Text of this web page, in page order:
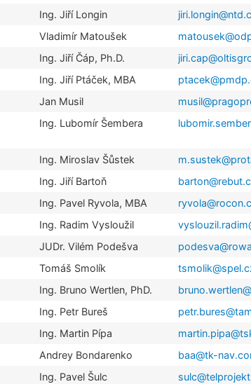
Ing. Jiří Longin
Vladimír Matoušek
Ing. Jiří Čáp, Ph.D.
Ing. Jiří Ptáček, MBA
Jan Musil
Ing. Lubomír Šembera
Ing. Miroslav Šůstek
Ing. Jiří Bartoň
Ing. Pavel Ryvola, MBA
Ing. Radim Vysloužil
JUDr. Vilém Podešva
Tomáš Smolík
Ing. Bruno Wertlen, PhD.
Ing. Petr Bureš
Ing. Martin Pípa
Andrey Bondarenko baa@tk-
Ing. Pavel Šulc